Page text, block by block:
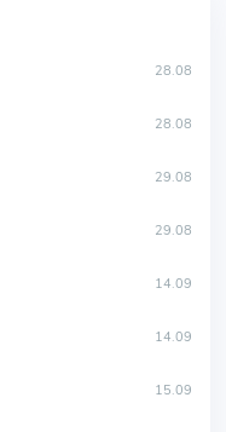
28.08
28.08
29.08
29.08
14.09
14.09
15.09